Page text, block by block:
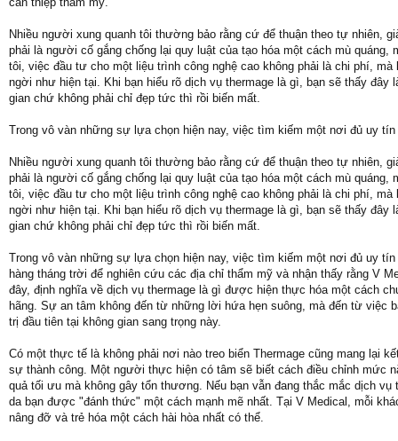
Nhiều người xung quanh tôi thường bảo rằng cứ để thuận theo tự nhiên,
phải là người cố gắng chống lại quy luật của tạo hóa một cách mù
tôi, việc đầu tư cho một liệu trình công nghệ cao không phải là chi phí,
ngời như hiện tại. Khi bạn hiểu rõ dịch vụ thermage là gì, bạn sẽ thấy
gian chứ không phải chỉ đẹp tức thì rồi biến mất.
Trong vô vàn những sự lựa chọn hiện nay, việc tìm kiếm một nơi đủ uy
Nhiều người xung quanh tôi thường bảo rằng cứ để thuận theo tự nhiên,
phải là người cố gắng chống lại quy luật của tạo hóa một cách mù
tôi, việc đầu tư cho một liệu trình công nghệ cao không phải là chi phí,
ngời như hiện tại. Khi bạn hiểu rõ dịch vụ thermage là gì, bạn sẽ thấy
gian chứ không phải chỉ đẹp tức thì rồi biến mất.
Trong vô vàn những sự lựa chọn hiện nay, việc tìm kiếm một nơi đủ uy
hàng tháng trời để nghiên cứu các địa chỉ thẩm mỹ và nhận thấy rằng V
đây, định nghĩa về dịch vụ thermage là gì được hiện thực hóa một cách
hãng. Sự an tâm không đến từ những lời hứa hẹn suông, mà đến từ
trị đầu tiên tại không gian sang trọng này.
Có một thực tế là không phải nơi nào treo biển Thermage cũng mang lại
sự thành công. Một người thực hiện có tâm sẽ biết cách điều chỉnh mức
quả tối ưu mà không gây tổn thương. Nếu bạn vẫn đang thắc mắc dịch
da bạn được "đánh thức" một cách mạnh mẽ nhất. Tại V Medical, mỗi
nâng đỡ và trẻ hóa một cách hài hòa nhất có thể.